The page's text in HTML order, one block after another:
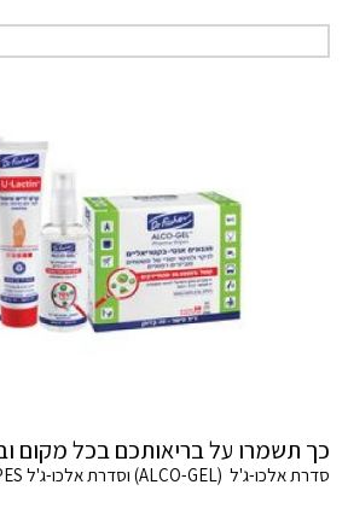
כך תשמרו על בריאותכם בכל מקום
סדרת אלכו-ג'ל (ALCO-GEL) וסדרת אלכו-ג'ל PHARMA WIPES